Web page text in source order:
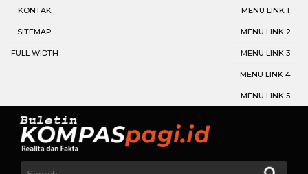
KONTAK
SITEMAP
FULL WIDTH
MENU LINK 1
MENU LINK 2
MENU LINK 3
MENU LINK 4
MENU LINK 5
Search